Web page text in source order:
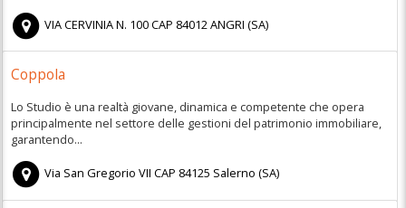
VIA CERVINIA N. 100CAP 84012ANGRI (SA)
Coppola
Lo Studio è una realtà giovane, dinamica e competente che opera
principalmente nel settore delle gestioni del patrimonio immobiliare,
garantendo...
Via San Gregorio VII CAP 84125 Salerno (SA)